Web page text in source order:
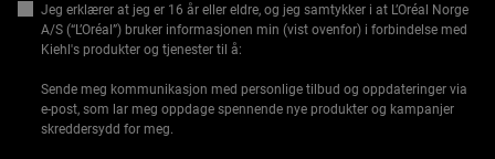
Jeg erklærer at jeg er 16 år eller eldre, og jeg samtykker i at L’Oréal Norge
A/S (“L’Oréal”) bruker informasjonen min (vist ovenfor) i forbindelse med
Kiehl's produkter og tjenester til å:
Sende meg kommunikasjon med personlige tilbud og oppdateringer via
e-post, som lar meg oppdage spennende nye produkter og kampanjer
skreddersydd for meg.